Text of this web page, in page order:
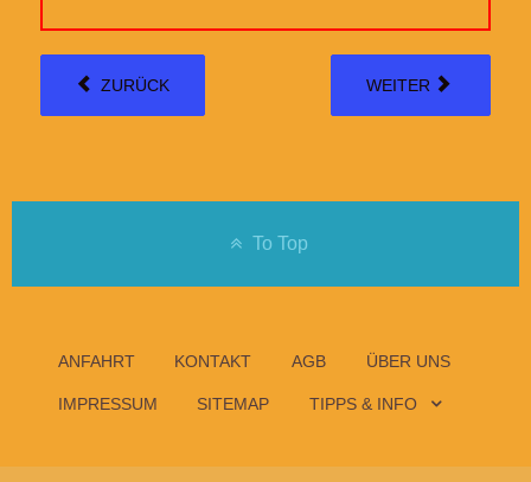
ZURÜCK WEITER
To Top
ANFAHRT KONTAKT AGB ÜBER UNS
IMPRESSUM SITEMAP TIPPS & INFO